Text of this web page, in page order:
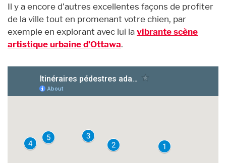
Il y a encore d’autres excellentes façons de profiter
de la ville tout en promenant votre chien, par
exemple en explorant avec lui lavibrante scène
artistique urbaine d’Ottawa.